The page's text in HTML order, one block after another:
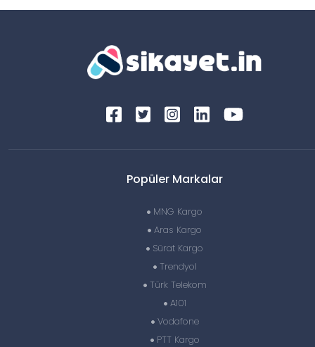
Popüler Markalar
MNG Kargo
Aras Kargo
Sürat Kargo
Trendyol
Türk Telekom
A101
Vodafone
PTT Kargo